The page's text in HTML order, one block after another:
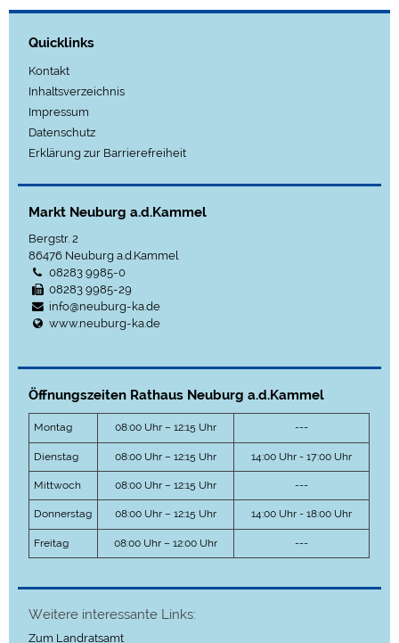
Quicklinks
Kontakt
Inhaltsverzeichnis
Impressum
Datenschutz
Erklärung zur Barrierefreiheit
Markt Neuburg a.d.Kammel
Bergstr. 2
86476 Neuburg a.d.Kammel
08283 9985-0
08283 9985-29
info@neuburg-ka.de
www.neuburg-ka.de
Öffnungszeiten Rathaus Neuburg a.d.Kammel
Montag 08:00 Uhr – 12:15 Uhr ---
Dienstag 08:00 Uhr – 12:15 Uhr 14:00 Uhr - 17:00 Uhr
Mittwoch 08:00 Uhr – 12:15 Uhr ---
Donnerstag 08:00 Uhr – 12:15 Uhr 14:00 Uhr - 18:00 Uhr
Freitag 08:00 Uhr – 12:00 Uhr ---
Weitere interessante Links:
Zum Landratsamt